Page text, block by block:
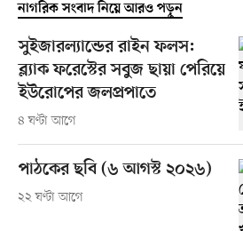
নাগরিক সংবাদ নিয়ে আরও পড়ুন
সুইজারল্যান্ডের রাইন ফলস:
ব্ল্যাক ফরেস্টের সবুজ ছায়া পেরিয়ে
ইউরোপের জলপ্রপাতে
৪ ঘণ্টা আগে
পাঠকের ছবি (৬ আগস্ট ২০২৬)
২২ ঘণ্টা আগে